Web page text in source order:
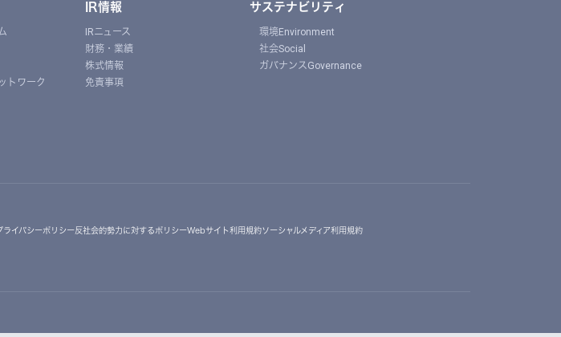
トワーク
IR情報
IRニュース
財務・業績
株式情報
免責事項
サステナビリティ
環境Environment
社会Social
ガバナンスGovernance
ライバシーポリシー反社会的勢力に対するポリシーWebサイト利用規約ソーシャルメディア利用規約